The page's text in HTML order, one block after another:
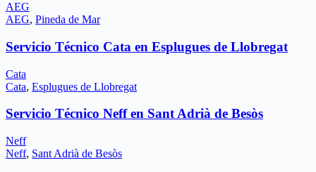
AEG
AEG, Pineda de Mar
Servicio Técnico Cata en Esplugues de Llobregat
Cata
Cata, Esplugues de Llobregat
Servicio Técnico Neff en Sant Adrià de Besòs
Neff
Neff, Sant Adrià de Besòs